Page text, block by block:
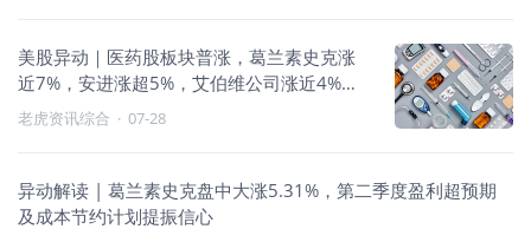
美股异动｜医药股板块普涨，葛兰素史克涨
近7%，安进涨超5%，艾伯维公司涨近4%，
辉瑞、默沙东涨超3%
老虎资讯综合 · 07-28
异动解读 | 葛兰素史克盘中大涨5.31%，第二季度盈利超预期
及成本节约计划提振信心